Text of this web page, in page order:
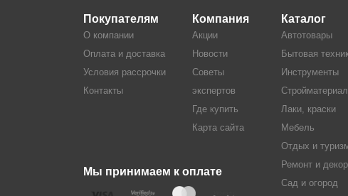
Покупателям
О компании
Оплата и доставка
Условия рассрочки
Контакты
Компания
Акции
Новости
Советы
экспертов
Где купить
Карта сайта
Мы принимаем к оплате
Каталог
Автотовары
Бытовая
Инструменты
Лаки, краски
Мебель
Отдых и
Ремонт и декор
Сад и огород